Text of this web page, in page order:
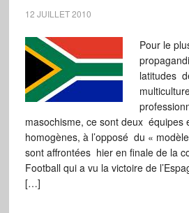
12 JUILLET 2010
Pour le
latitudes
masochisme, ce sont deux équipes
homogènes, à l’opposé du «
sont affrontées hier en finale de la
Football qui a vu la victoire de
[…]